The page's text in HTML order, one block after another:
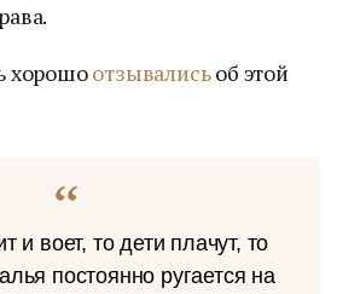
хорошоотзывалисьоб этой
и воет, то дети плачут, то
постоянно ругается на